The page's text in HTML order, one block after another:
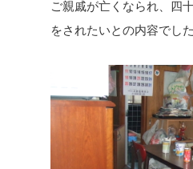
ご親戚が亡くなられ、四
をされたいとの内容でした